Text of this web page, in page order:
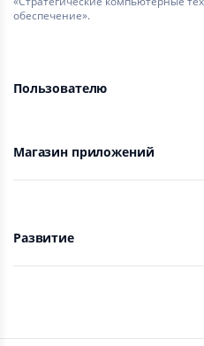
обеспечение».
Пользователю
Магазин приложений
Развитие